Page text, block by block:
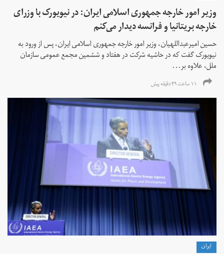
وزیر امور خارجه جمهوری اسلامی ایران: در نیویورک با وزرای
خارجه بریتانیا و فرانسه دیدار می‌کنم
حسین امیرعبداللهیان، وزیر امور خارجه جمهوری اسلامی ایران، پس از ورود به
نیویورک گفت که در حاشیه شرکت در هفتاد و ششمین مجمع عمومی سازمان
ملل، علاوه بر...
۱۱ ساعت ۴۹ دقیقه پیش
ايران